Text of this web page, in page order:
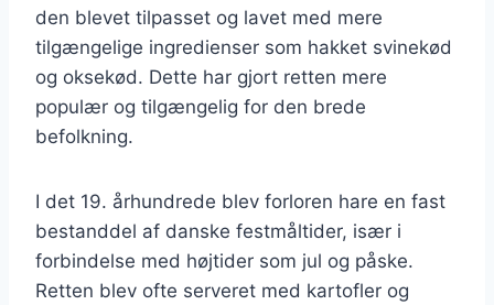
den blevet tilpasset og lavet med mere
tilgængelige ingredienser som hakket svinekød
og oksekød. Dette har gjort retten mere
populær og tilgængelig for den brede
befolkning.
I det 19. århundrede blev forloren hare en fast
bestanddel af danske festmåltider, især i
forbindelse med højtider som jul og påske.
Retten blev ofte serveret med kartofler og